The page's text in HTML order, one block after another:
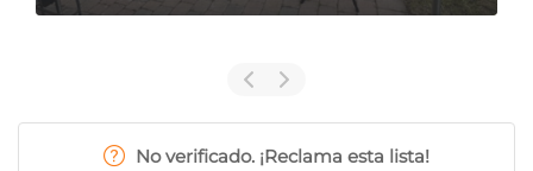
No verificado. ¡Reclama esta lista!